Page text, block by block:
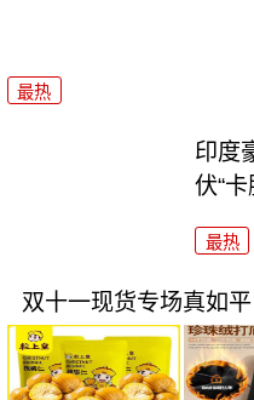
最热
印度
伏“卡
最热
双十一现货专场真如